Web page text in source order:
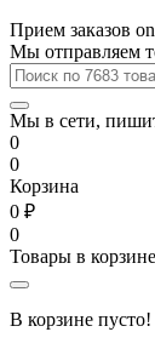
Прием заказов
Мы отправляем
Мы в сети,
0
0
Корзина
0 ₽
0
Товары в корзине
В корзине пусто!